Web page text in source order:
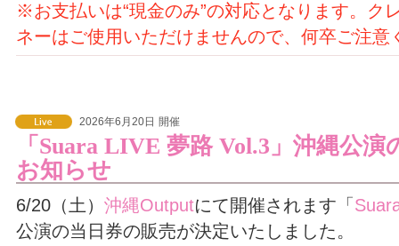
※お支払いは“現金のみ”の対応となります。ク
ネーはご使用いただけませんので、何卒ご注意
2026年6月20日 開催
「Suara LIVE 夢路 Vol.3」沖縄公
お知らせ
6/20（土） 沖縄Outputにて開催されます「
公演の当日券の販売が決定いたしました。